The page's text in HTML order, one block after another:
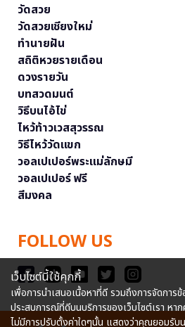
วัดสวย
วัดสวยเชียงใหม่
ทำนายฝัน
สถิติหวยรายเดือน
ดวงรายวัน
บทสวดมนต์
วิธีบนไอ้ไข่
ไหว้ท้าวเวสสุวรรณ
วิธีไหว้วัดแขก
วอลเปเปอร์พระแม่ลักษมี
วอลเปเปอร์ ฟรี
สีมงคล
FOLLOW US
เว็บไซต์นี้ใช้คุกกี้
เพื่อการนำเสนอเนื้อหาที่ดี รวมถึงการจัดกา
ประสบการณ์ที่ดีบนบริการของเว็บไซต์เรา หา
ไม่มีการปรับตั้งค่าใดๆนั้น แสดงว่าคุณยอมรับ